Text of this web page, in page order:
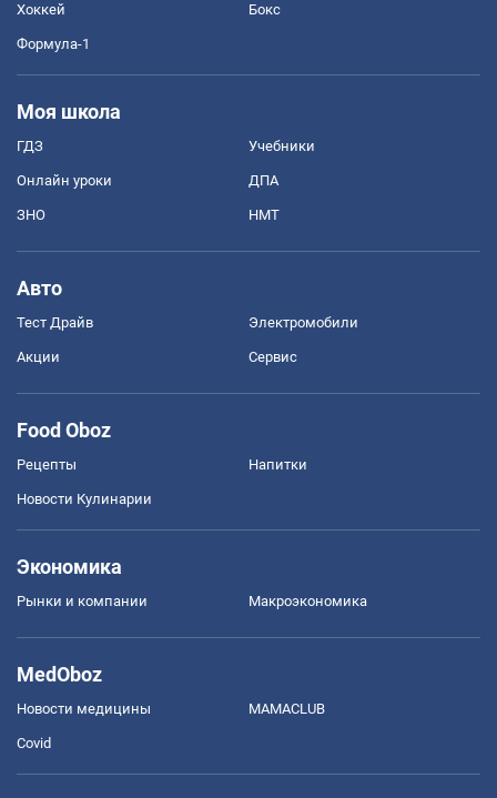
Хоккей Бокс
Формула-1
Моя школа
ГДЗ Учебники
Онлайн уроки ДПА
ЗНО НМТ
Авто
Тест Драйв Электромобили
Акции Сервис
Food Oboz
Рецепты Напитки
Новости Кулинарии
Экономика
Рынки и компании Mакроэкономика
MedOboz
Новости медицины MAMACLUB
Covid